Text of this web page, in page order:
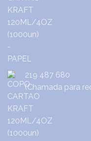
219 487 680
(Chamada para